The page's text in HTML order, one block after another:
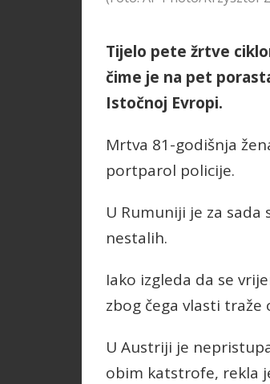
Tijelo pete žrtve
čime je na pet
Istočnoj Evropi.
Mrtva 81-godišnja
portparol policije.
U Rumuniji je za
nestalih.
Iako izgleda da se
zbog čega vlasti
U Austriji je
obim katstrofe, rekla